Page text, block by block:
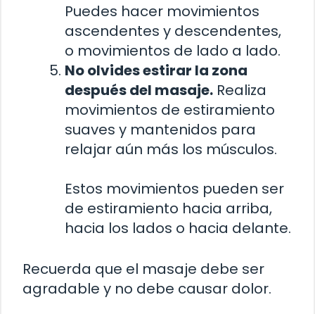
Puedes hacer movimientos
ascendentes y descendentes,
o movimientos de lado a lado.
No olvides estirar la zona
después del masaje. Realiza
movimientos de estiramiento
suaves y mantenidos para
relajar aún más los músculos.
Estos movimientos pueden ser
de estiramiento hacia arriba,
hacia los lados o hacia delante.
Recuerda que el masaje debe ser
agradable y no debe causar dolor.